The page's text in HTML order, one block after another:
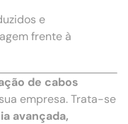
e
frente à
de cabos
empresa. Trata-se
avançada,